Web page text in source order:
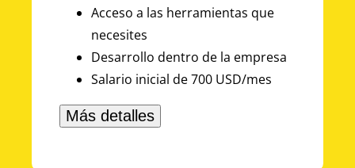
Acceso a las herramientas que
necesites
Desarrollo dentro de la empresa
Salario inicial de 700 USD/mes
Más detalles